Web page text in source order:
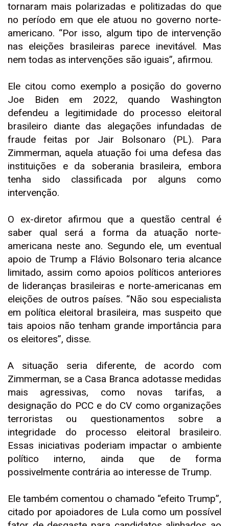
tornaram mais polarizadas e politizadas do que
no período em que ele atuou no governo norte-
americano. “Por isso, algum tipo de intervenção
nas eleições brasileiras parece inevitável. Mas
nem todas as intervenções são iguais”, afirmou.
Ele citou como exemplo a posição do governo
Joe Biden em 2022, quando Washington
defendeu a legitimidade do processo eleitoral
brasileiro diante das alegações infundadas de
fraude feitas por Jair Bolsonaro (PL). Para
Zimmerman, aquela atuação foi uma defesa das
instituições e da soberania brasileira, embora
tenha sido classificada por alguns como
intervenção.
O ex-diretor afirmou que a questão central é
saber qual será a forma da atuação norte-
americana neste ano. Segundo ele, um eventual
apoio de Trump a Flávio Bolsonaro teria alcance
limitado, assim como apoios políticos anteriores
de lideranças brasileiras e norte-americanas em
eleições de outros países. “Não sou especialista
em política eleitoral brasileira, mas suspeito que
tais apoios não tenham grande importância para
os eleitores”, disse.
A situação seria diferente, de acordo com
Zimmerman, se a Casa Branca adotasse medidas
mais agressivas, como novas tarifas, a
designação do PCC e do CV como organizações
terroristas ou questionamentos sobre a
integridade do processo eleitoral brasileiro.
Essas iniciativas poderiam impactar o ambiente
político interno, ainda que de forma
possivelmente contrária ao interesse de Trump.
Ele também comentou o chamado “efeito Trump”,
citado por apoiadores de Lula como um possível